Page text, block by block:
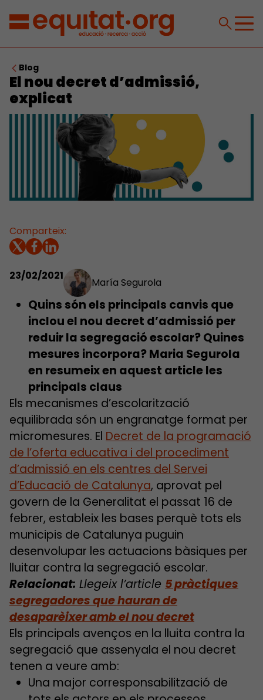
Blog
El nou decret d’admissió,
explicat
Comparteix:
23/02/2021
María Segurola
Quins són els principals canvis que
inclou el nou decret d’admissió per
reduir la segregació escolar? Quines
mesures incorpora? Maria Segurola
en resumeix en aquest article les
principals claus
Els mecanismes d’escolarització
equilibrada són un engranatge format per
micromesures. El Decret de la programació
de l’oferta educativa i del procediment
d’admissió en els centres del Servei
d’Educació de Catalunya, aprovat pel
govern de la Generalitat el passat 16 de
febrer, estableix les bases perquè tots els
municipis de Catalunya puguin
desenvolupar les actuacions bàsiques per
lluitar contra la segregació escolar.
Relacionat: Llegeix l’article 5 pràctiques
segregadores que hauran de
desaparèixer amb el nou decret
Els principals avenços en la lluita contra la
segregació que assenyala el nou decret
tenen a veure amb:
Una major corresponsabilització de